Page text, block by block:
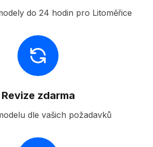
do 24 hodin pro Litoměřice
Revize zdarma
dle vašich požadavků